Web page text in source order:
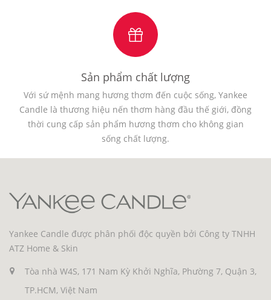
Sản phẩm chất lượng
Với sứ mệnh mang hương thơm đến cuộc sống, Yankee
Candle là thương hiệu nến thơm hàng đầu thế giới, đồng
thời cung cấp sản phẩm hương thơm cho không gian
sống chất lượng.
Yankee Candle được phân phối độc quyền bởi Công ty TNHH
ATZ Home & Skin
Tòa nhà W4S, 171 Nam Kỳ Khởi Nghĩa, Phường 7, Quận 3,
TP.HCM, Việt Nam